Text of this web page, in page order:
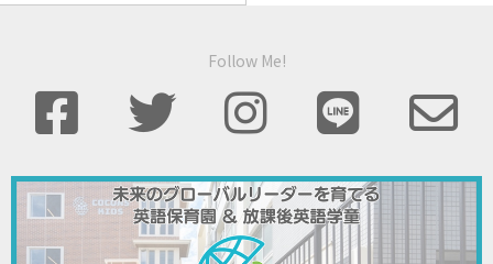
Follow Me!